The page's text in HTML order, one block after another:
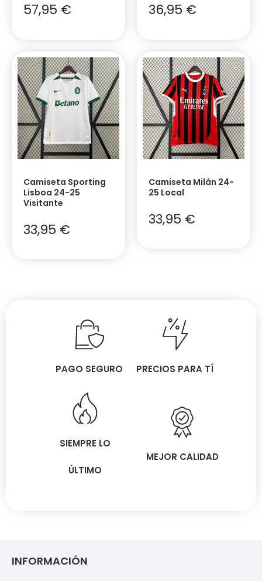
57,95 € 36,95 €
Camiseta Sporting
Lisboa 24-25
Visitante
33,95 €
Camiseta Milán 24-
25 Local
33,95 €
PAGO SEGURO PRECIOS PARA TÍ
SIEMPRE LO
ÚLTIMO
MEJOR CALIDAD
INFORMACIÓN